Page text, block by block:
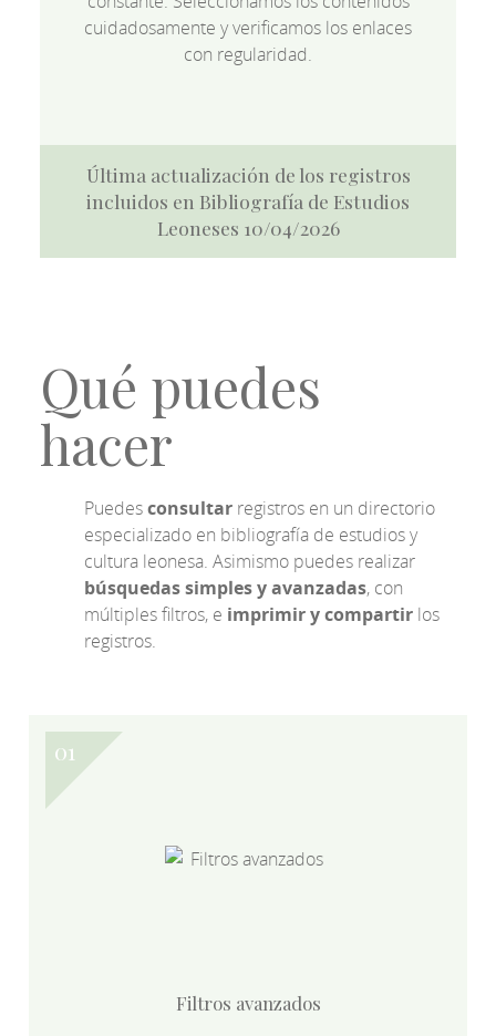
cuidadosamente y verificamos los enlaces
con regularidad.
Última actualización de los registros
incluidos en Bibliografía de Estudios
Leoneses 10/04/2026
Qué puedes
hacer
Puedesconsultar registros en un directorio
especializado en bibliografía de estudios y
cultura leonesa. Asimismo puedes realizar
búsquedas simples y avanzadas, con
múltiples filtros, e imprimir y compartir los
registros.
Filtros avanzados